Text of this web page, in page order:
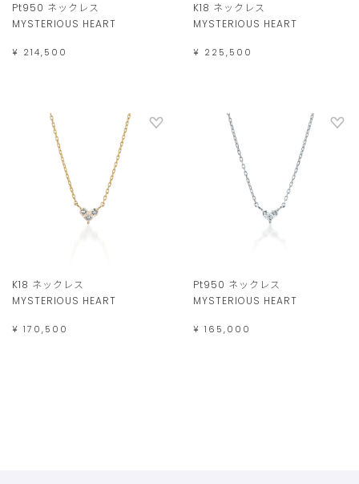
Pt950 ネックレス
MYSTERIOUS HEART
¥ 214,500
K18 ネックレス
MYSTERIOUS HEART
¥ 225,500
K18 ネックレス
MYSTERIOUS HEART
¥ 170,500
Pt950 ネックレス
MYSTERIOUS HEART
¥ 165,000